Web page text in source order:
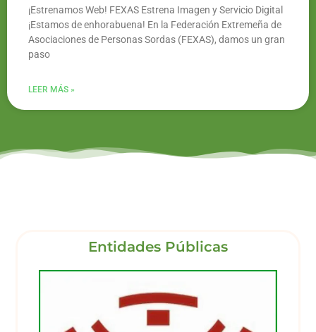
¡Estrenamos Web! FEXAS Estrena Imagen y Servicio Digital
¡Estamos de enhorabuena! En la Federación Extremeña de
Asociaciones de Personas Sordas (FEXAS), damos un gran
paso
LEER MÁS »
Entidades Públicas